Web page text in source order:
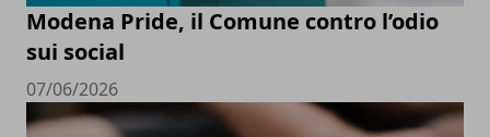
Modena Pride, il Comune contro l’odio
sui social
07/06/2026